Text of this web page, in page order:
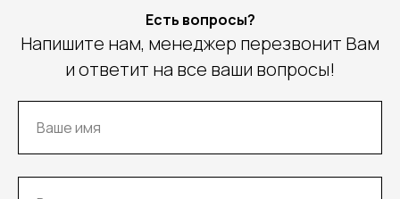
Есть вопросы?
Напишите нам, менеджер перезвонит Вам
и ответит на все ваши вопросы!